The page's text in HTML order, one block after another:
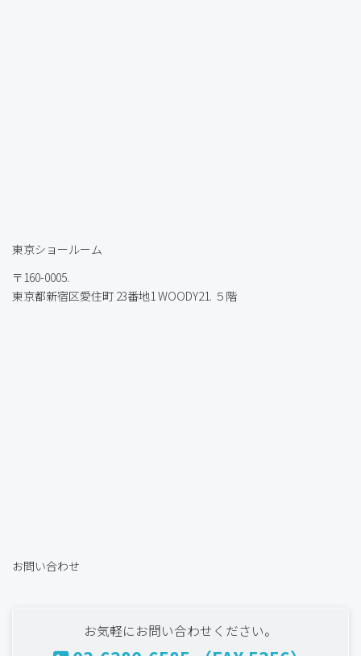
東京ショールーム
〒160-0005.
東京都新宿区愛住町 23番地1 WOODY21. ５階
お問い合わせ
お気軽にお問い合わせください。